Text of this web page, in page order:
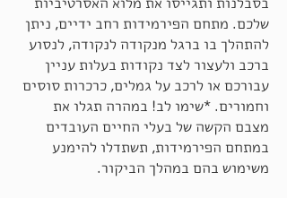
שלכם. מתחם הפירמידות רחב ידיים, ניתן
להתהלך בו ברגל מנקודה לנקודה, לנסוע
ברכב ולעצור לצד נקודות בעלות עניין
עבורכם או לרכב על גמלים, כרכרות סוסים
וחמורים. *שימו לב! במהרה תגלו את
מצבם הקשה של בעלי החיים העובדים
במתחם הפירמידות, תשתדלו להימנע
משימוש בהם במהלך הביקור.